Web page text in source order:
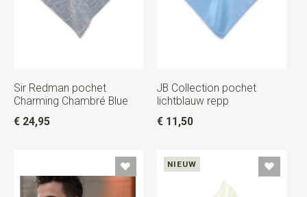
Sir Redman pochet
Charming Chambré Blue
€ 24,95
JB Collection pochet
lichtblauw repp
€ 11,50
NIEUW